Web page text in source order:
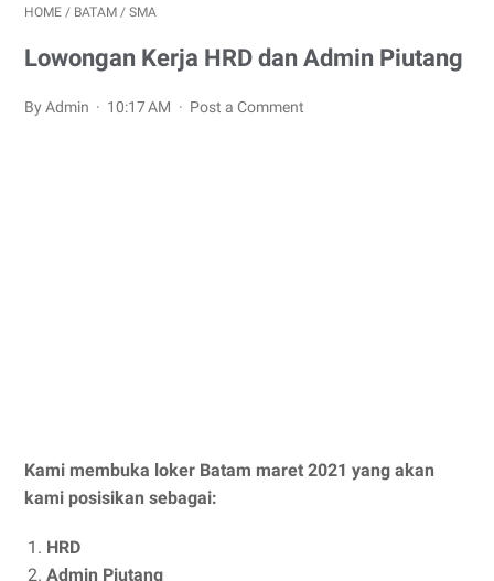
HOME / BATAM / SMA
Lowongan Kerja HRD dan Admin Piutang
By Admin 10:17 AM Post a Comment
Kami membuka loker Batam maret 2021 yang akan
kami posisikan sebagai:
HRD
Admin Piutang